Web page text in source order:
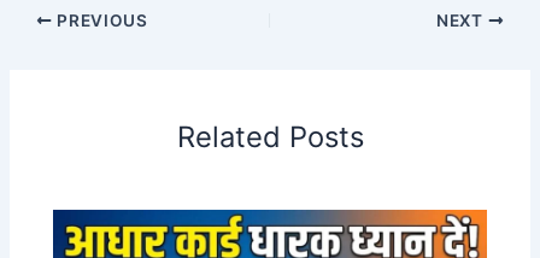
PREVIOUS NEXT
Related Posts